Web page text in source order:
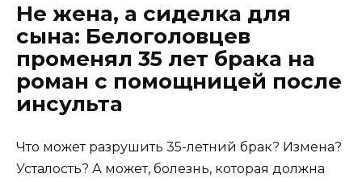
Не жена, а сиделка для
сына: Белоголовцев
променял 35 лет брака на
роман с помощницей после
инсульта
Что может разрушить 35-летний брак? Измена?
Усталость? А может, болезнь, которая должна